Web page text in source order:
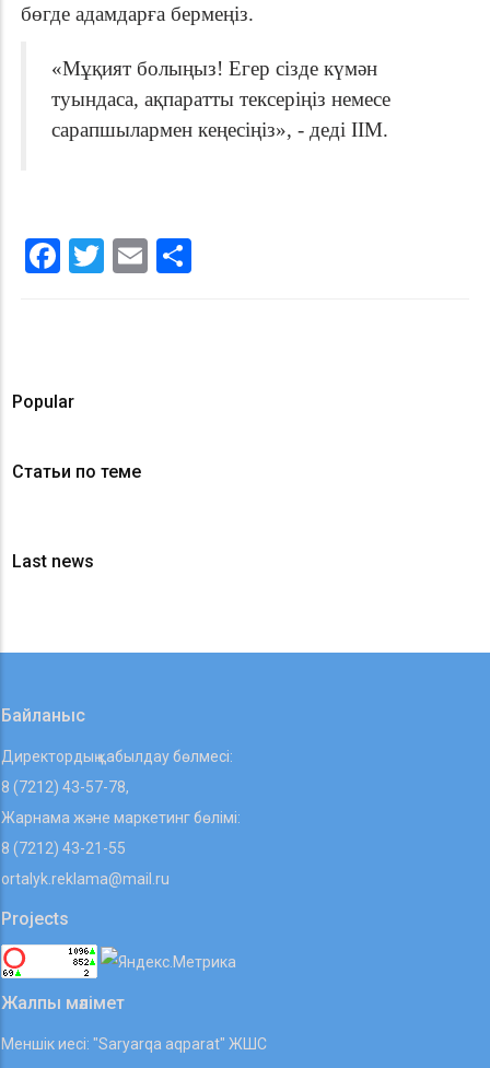
бөгде адамдарға бермеңіз.
«Мұқият болыңыз! Егер сізде күмән
туындаса, ақпаратты тексеріңіз немесе
сарапшылармен кеңесіңіз», - деді ІІМ.
Facebook
Twitter
Email
Popular
Статьи по теме
Last news
Байланыс
Директордың қабылдау бөлмесі:
8 (7212) 43-57-78,
Жарнама және маркетинг бөлімі:
8 (7212) 43-21-55
ortalyk.reklama@mail.ru
Projects
Жалпы мәлімет
Меншік иесі: "Saryarqa aqparat" ЖШС